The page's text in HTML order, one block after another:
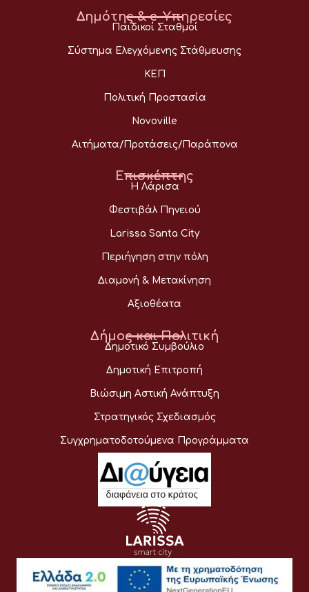
Δημότης & e-Υπηρεσίες
Παιδικοί Σταθμοί
Σύστημα Ελεγχόμενης Στάθμευσης
ΚΕΠ
Πολιτική Προστασία
Novoville
Αιτήματα/Προτάσεις/Παράπονα
Επισκέπτης
Η Λάρισα
Φεστιβάλ Πηνειού
Larissa Santa City
Περιήγηση στην πόλη
Διαμονή & Μετακίνηση
Αξιοθέατα
Δήμος και Πολιτική
Δημοτικό Συμβούλιο
Δημοτική Επιτροπή
Βιώσιμη Αστική Ανάπτυξη
Στρατηγικός Σχεδιασμός
Συγχρηματοδοτούμενα Προγράμματα